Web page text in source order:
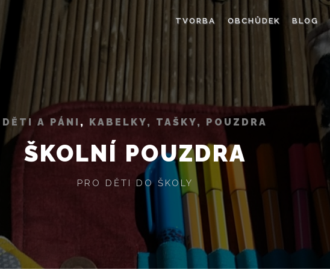
TVORBA OBCHŮDEK BLOG
DĚTI A PÁNI , KABELKY, TAŠKY, POUZDRA
ŠKOLNÍ POUZDRA
PRO DĚTI DO ŠKOLY